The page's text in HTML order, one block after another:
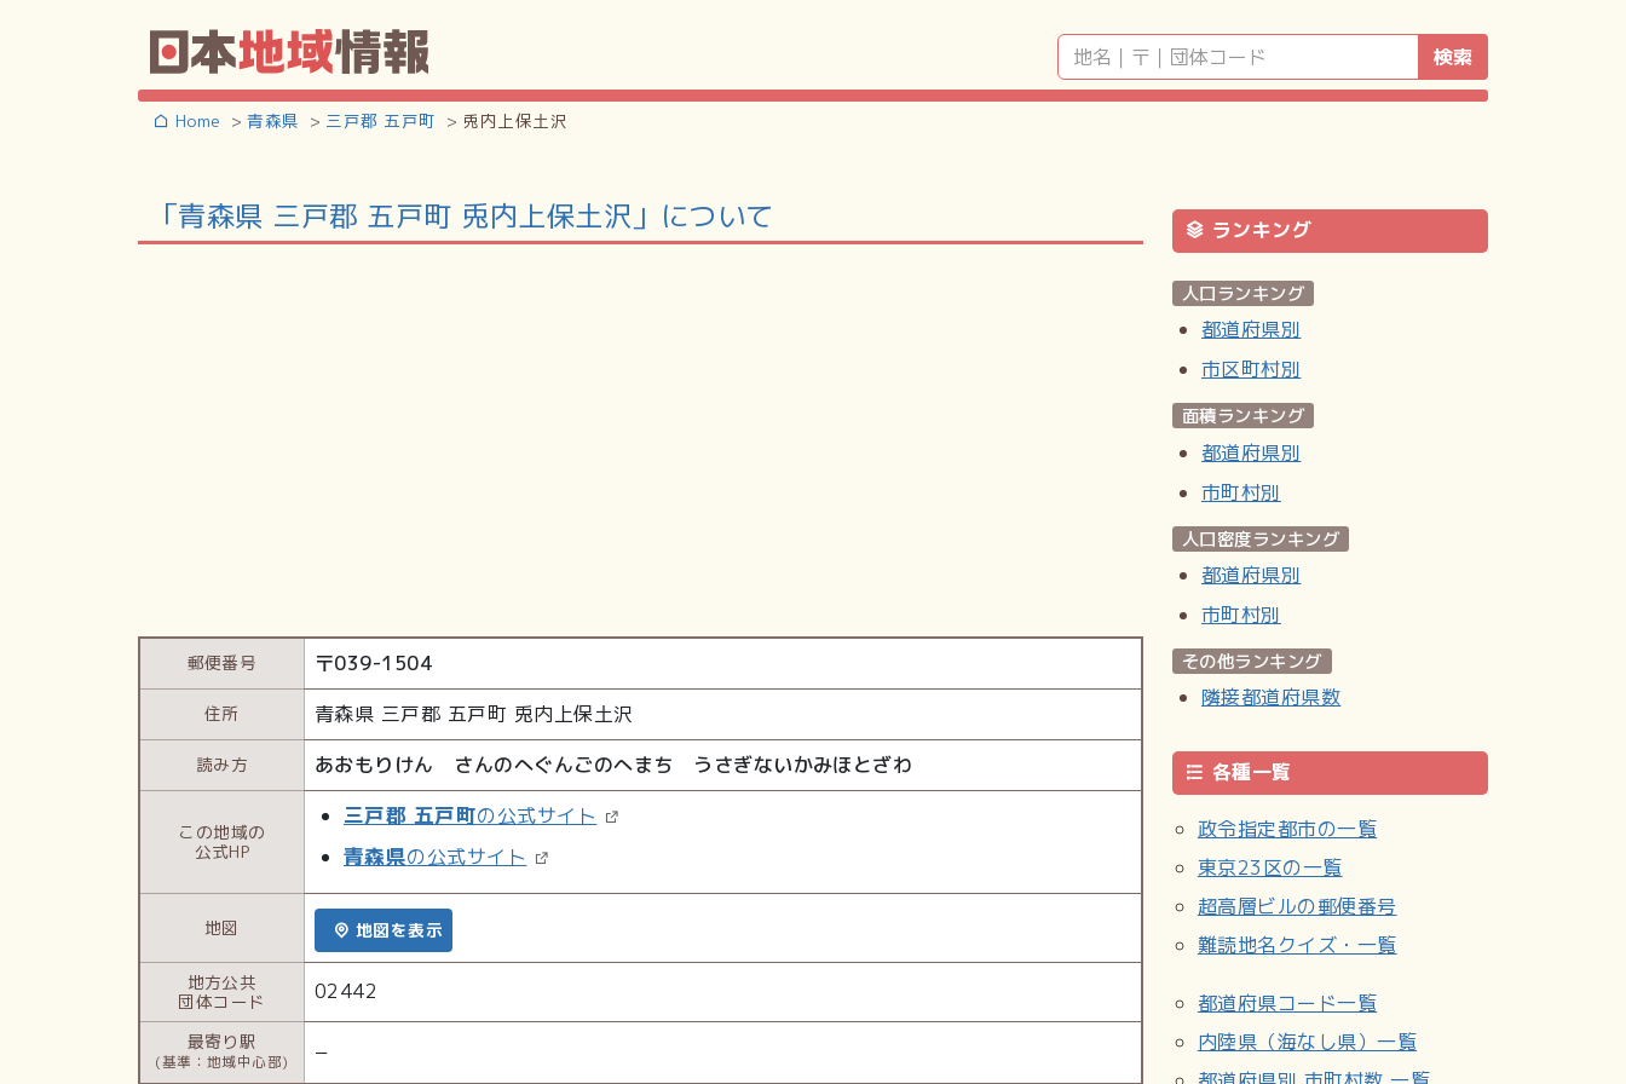
検索
Home 青森県 三戸郡 五戸町 兎内上保土沢
「青森県 三戸郡 五戸町 兎内上保土沢」について
郵便番号 〒039-1504
住所 青森県 三戸郡 五戸町 兎内上保土沢
読み方 あおもりけん さんのへぐんごのへまち うさぎないかみほとざわ
この地域の
公式HP
三戸郡 五戸町の公式サイト
青森県の公式サイト
地図 地図を表示
地方公共
団体コード
02442
最寄り駅
(基準：地域中心部) −
ランキング
人口ランキング
都道府県別
市区町村別
面積ランキング
都道府県別
市町村別
人口密度ランキング
都道府県別
市町村別
その他ランキング
隣接都道府県数
各種一覧
政令指定都市の一覧
東京23区の一覧
超高層ビルの郵便番号
難読地名クイズ・一覧
都道府県コード一覧
内陸県（海なし県）一覧